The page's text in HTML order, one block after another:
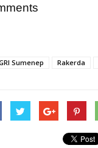
Sumenep Rakerda